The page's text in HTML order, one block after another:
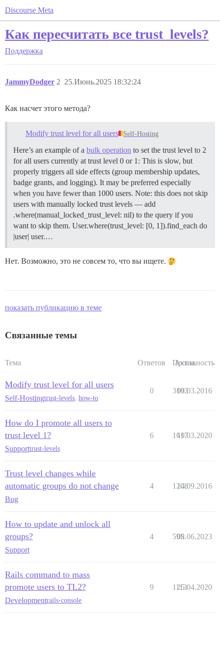
Discourse Meta
Как пересчитать все trust_levels?
Поддержка
JammyDodger 25.Июнь.2025 18:32:24
2
Как насчет этого метода?
Modify trust level for all users Self-Hosting
Here’s an example of a bulk operation to set the trust level to 2
for all users currently at trust level 0 or 1: This is slow, but
properly triggers all side effects (group membership updates,
badge grants, and logging). It may be preferred especially
when you have fewer than 1000 users. Note: this does not skip
users with manually locked trust levels — add
.where(manual_locked_trust_level: nil) to the query if you
want to skip them. User.where(trust_level: [0, 1]).find_each do
|user| user.…
Нет. Возможно, это не совсем то, что вы ищете.
показать публикацию в теме
Связанные темы
Тема Ответов Просм.
Активность
Modify trust level for all users
Self-Hostingtrust-levels, how-to
0 3103
09.03.2016
How do I promote all users to
trust level 1?
Supporttrust-levels
6 1617
19.03.2020
Trust level changes while
automatic groups do not change
Bug
4 1208
14.09.2016
How to update and unlock all
groups?
Support
4 595
08.06.2023
Rails command to mass
promote users to TL2?
Developmentrails-console
9 1113
25.04.2020